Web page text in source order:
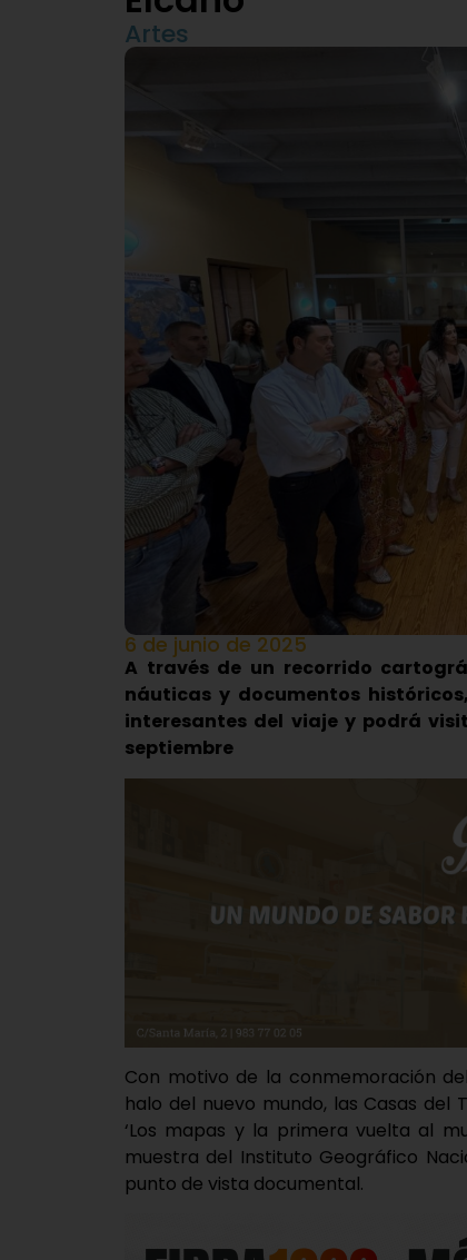
Artes
6 de junio de 2025
A través de un recorrido
náuticas y documentos
interesantes del viaje y podrá
septiembre
Con motivo de la conmemoración
halo del nuevo mundo, las Casas del
‘Los mapas y la primera vuelta al
muestra del Instituto Geográfico
punto de vista documental.